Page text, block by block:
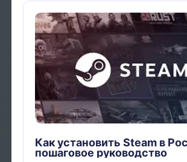
Как установить Steam в
пошаговое руководство